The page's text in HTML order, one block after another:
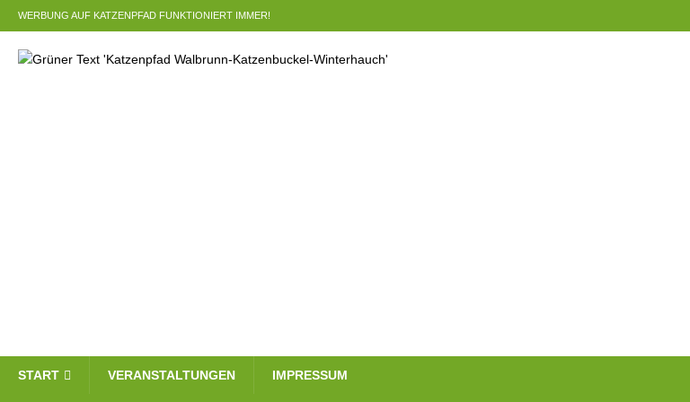
WERBUNG AUF KATZENPFAD FUNKTIONIERT IMMER!
START VERANSTALTUNGEN IMPRESSUM